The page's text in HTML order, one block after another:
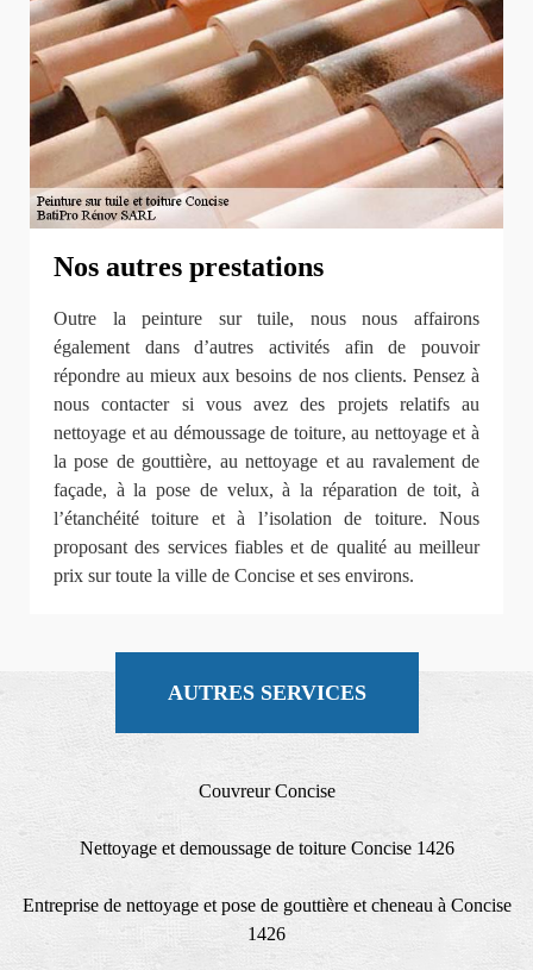
Nos autres prestations
Outre la peinture sur tuile, nous nous affairons
également dans d’autres activités afin de pouvoir
répondre au mieux aux besoins de nos clients. Pensez à
nous contacter si vous avez des projets relatifs au
nettoyage et au démoussage de toiture, au nettoyage et à
la pose de gouttière, au nettoyage et au ravalement de
façade, à la pose de velux, à la réparation de toit, à
l’étanchéité toiture et à l’isolation de toiture. Nous
proposant des services fiables et de qualité au meilleur
prix sur toute la ville de Concise et ses environs.
AUTRES SERVICES
Couvreur Concise
Nettoyage et demoussage de toiture Concise 1426
Entreprise de nettoyage et pose de gouttière et cheneau à Concise
1426